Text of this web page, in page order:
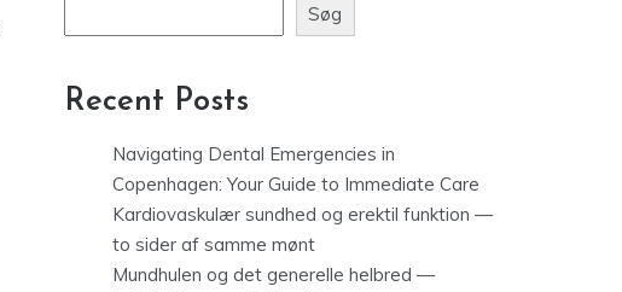
Søg
Recent Posts
Navigating Dental Emergencies in
Copenhagen: Your Guide to Immediate Care
Kardiovaskulær sundhed og erektil funktion —
to sider af samme mønt
Mundhulen og det generelle helbred —